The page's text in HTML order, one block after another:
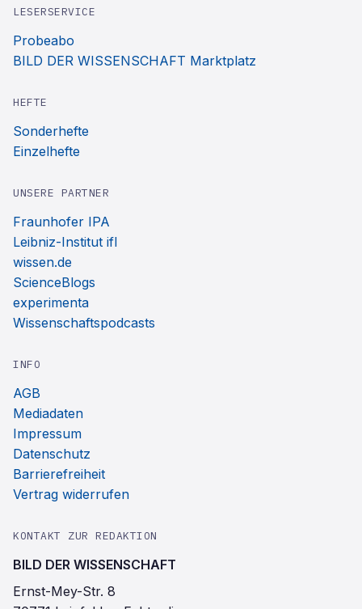
LESERSERVICE
Probeabo
BILD DER WISSENSCHAFT Marktplatz
HEFTE
Sonderhefte
Einzelhefte
UNSERE PARTNER
Fraunhofer IPA
Leibniz-Institut ifl
wissen.de
ScienceBlogs
experimenta
Wissenschaftspodcasts
INFO
AGB
Mediadaten
Impressum
Datenschutz
Barrierefreiheit
Vertrag widerrufen
KONTAKT ZUR REDAKTION
BILD DER WISSENSCHAFT
Ernst-Mey-Str. 8